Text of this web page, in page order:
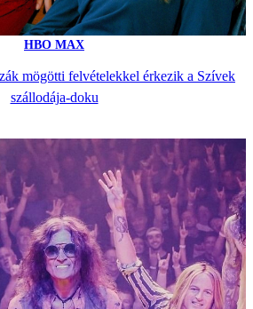
HBO MAX
mögötti felvételekkel érkezik a Szívek
szállodája-doku